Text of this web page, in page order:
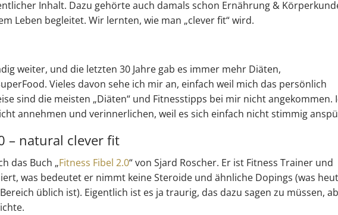
Inhalt. Dazu gehörte auch damals schon Ernährung &
Leben begleitet. Wir lernten, wie man „clever fit“ wird.
weiter, und die letzten 30 Jahre gab es immer mehr Diäten,
Vieles davon sehe ich mir an, einfach weil mich das persönlich
sind die meisten „Diäten“ und Fitnesstipps bei mir nicht angekommen.
annehmen und verinnerlichen, weil es sich einfach nicht stimmig
– natural clever fit
das Buch „Fitness Fibel 2.0“ von Sjard Roscher. Er ist Fitness Trainer und
was bedeutet er nimmt keine Steroide und ähnliche Dopings (was
üblich ist). Eigentlich ist es ja traurig, das dazu sagen zu müssen,